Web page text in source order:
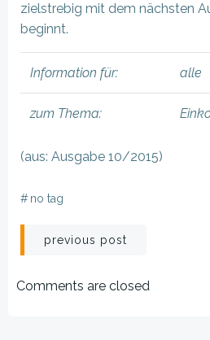
zielstrebig mit dem nächsten
beginnt.
Information für: alle
zum Thema:
(aus: Ausgabe 10/2015)
# no tag
previous post
Comments are closed